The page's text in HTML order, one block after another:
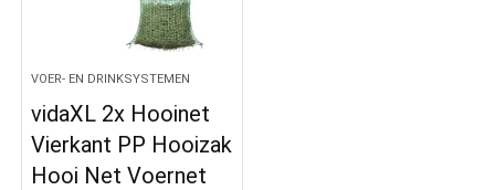
VOER- EN DRINKSYSTEMEN
vidaXL 2x Hooinet
Vierkant PP Hooizak
Hooi Net Voernet